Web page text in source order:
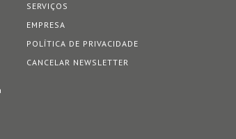
SERVIÇOS
EMPRESA
POLÍTICA DE PRIVACIDADE
CANCELAR NEWSLETTER